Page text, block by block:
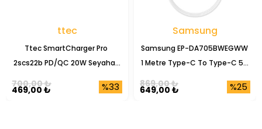
ttec
Ttec SmartCharger Pro
2scs22b PD/QC 20W Seyahat
%33
469,00 ₺
700,00 ₺
Samsung
Samsung EP-DA705BWEGWW
1 Metre Type-C To Type-C 5A
%25
649,00 ₺
869,00 ₺